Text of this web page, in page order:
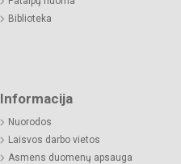
Biblioteka
Informacija
Nuorodos
Laisvos darbo vietos
Asmens duomenų apsauga